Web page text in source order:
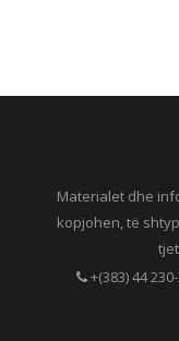
Materialet dhe
kopjohen, të
+(383) 44